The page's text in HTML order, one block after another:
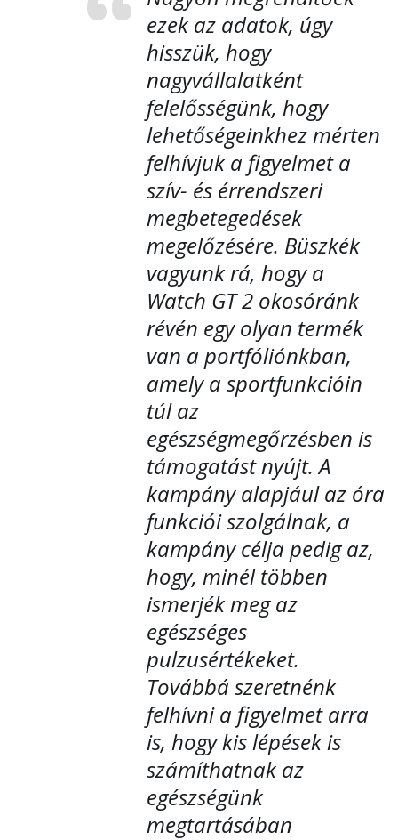
ezek az adatok, úgy
hisszük, hogy
nagyvállalatként
felelősségünk, hogy
lehetőségeinkhez mérten
felhívjuk a figyelmet a
szív- és érrendszeri
megbetegedések
megelőzésére. Büszkék
vagyunk rá, hogy a
Watch GT 2 okosóránk
révén egy olyan termék
van a portfóliónkban,
amely a sportfunkcióin
túl az
egészségmegőrzésben is
támogatást nyújt. A
kampány alapjául az óra
funkciói szolgálnak, a
kampány célja pedig az,
hogy, minél többen
ismerjék meg az
egészséges
pulzusértékeket.
Továbbá szeretnénk
felhívni a figyelmet arra
is, hogy kis lépések is
számíthatnak az
egészségünk
megtartásában